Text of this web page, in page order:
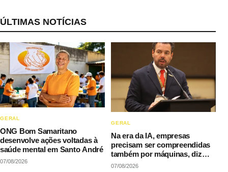
ÚLTIMAS NOTÍCIAS
GERAL
ONG Bom Samaritano
desenvolve ações voltadas à
saúde mental em Santo André
07/08/2026
GERAL
Na era da IA, empresas
precisam ser compreendidas
também por máquinas, diz
LAQI
07/08/2026